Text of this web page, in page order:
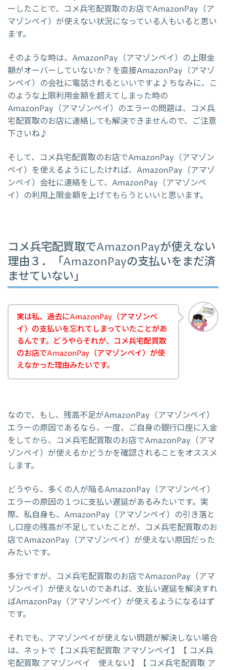
ーしたことで、コメ兵宅配買取のお店でAmazonPay（ア
マゾンペイ）が使えない状況になっている人もいると思い
ます。
そのような時は、AmazonPay（アマゾンペイ）の上限金
額がオーバーしていないか？を直接AmazonPay（アマゾ
ンペイ）の会社に電話されるといいですよ♪ちなみに、こ
のような上限利用金額を超えてしまった時の
AmazonPay（アマゾンペイ）のエラーの問題は、コメ兵
宅配買取のお店に連絡しても解決できませんので、ご注意
下さいね♪
そして、コメ兵宅配買取のお店でAmazonPay（アマゾン
ペイ）を使えるようにしたければ、AmazonPay（アマゾ
ンペイ）会社に連絡をして、AmazonPay（アマゾンペ
イ）の利用上限金額を上げてもらうといいと思います。
コメ兵宅配買取でAmazonPayが使えない
理由３．「AmazonPayの支払いをまだ済
ませていない」
実は私、過去にAmazonPay（アマゾンペ
イ）の支払いを忘れてしまっていたことがあ
るんです。どうやらそれが、コメ兵宅配買取
のお店でAmazonPay（アマゾンペイ）が使
えなかった理由みたいです。
なので、もし、残高不足がAmazonPay（アマゾンペイ）
エラーの原因であるなら、一度、ご自身の銀行口座に入金
をしてから、コメ兵宅配買取のお店でAmazonPay（アマ
ゾンペイ）が使えるかどうかを確認されることをオススメ
します。
どうやら、多くの人が陥るAmazonPay（アマゾンペイ）
エラーの原因の１つに支払い遅延があるみたいです。実
際、私自身も、AmazonPay（アマゾンペイ）の引き落と
し口座の残高が不足していたことが、コメ兵宅配買取のお
店でAmazonPay（アマゾンペイ）が使えない原因だった
みたいです。
多分ですが、コメ兵宅配買取のお店でAmazonPay（アマ
ゾンペイ）が使えないのであれば、支払い遅延を解決すれ
ばAmazonPay（アマゾンペイ）が使えるようになるはず
です。
それでも、アマゾンペイが使えない問題が解決しない場合
は、ネットで【コメ兵宅配買取 アマゾンペイ】【 コメ兵
宅配買取 アマゾンペイ 使えない】【 コメ兵宅配買取 ア